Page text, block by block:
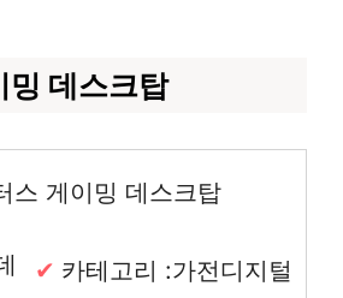
밍 데스크탑
스 게이밍 데스크탑
카테고리 :가전디지털